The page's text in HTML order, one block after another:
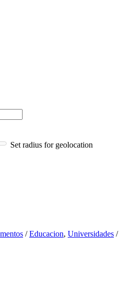
Set radius for geolocation
/ Educacion, Universidades /